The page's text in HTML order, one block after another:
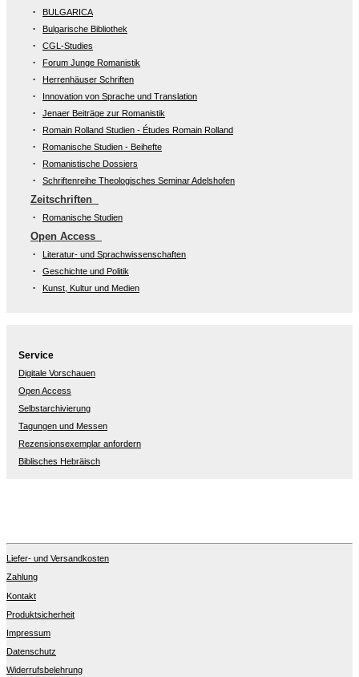
BULGARICA
Bulgarische Bibliothek
CGL-Studies
Forum Junge Romanistik
Herrenhäuser Schriften
Innovation von Sprache und Translation
Jenaer Beiträge zur Romanistik
Romain Rolland Studien - Études Romain Rolland
Romanische Studien - Beihefte
Romanistische Dossiers
Schriftenreihe Theologisches Seminar Adelshofen
Zeitschriften
Romanische Studien
Open Access
Literatur- und Sprachwissenschaften
Geschichte und Politik
Kunst, Kultur und Medien
Service
Digitale Vorschauen
Open Access
Selbstarchivierung
Tagungen und Messen
Rezensionsexemplar anfordern
Biblisches Hebräisch
Liefer- und Versandkosten
Zahlung
Kontakt
Produktsicherheit
Impressum
Datenschutz
Widerrufsbelehrung